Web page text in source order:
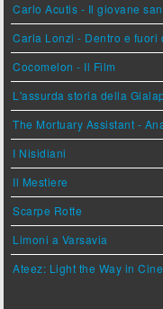
Carlo Acutis - Il giovane
Carla Lonzi - Dentro e fuori
Cocomelon - Il Film
L'assurda storia della
The Mortuary Assistant -
I Nisidiani
Il Mestiere
Scarpe Rotte
Limoni a Varsavia
Ateez: Light the Way in